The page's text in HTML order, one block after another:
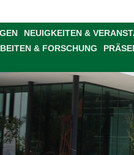
NEUIGKEITEN &
& FORSCHUNG